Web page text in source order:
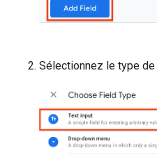
Sélectionnez le type de